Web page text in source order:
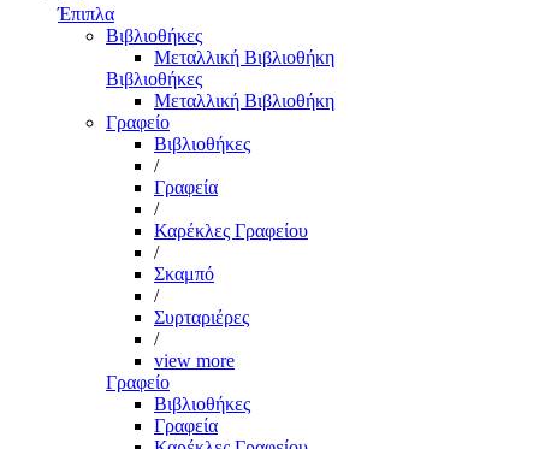
Έπιπλα
Βιβλιοθήκες
Μεταλλική Βιβλιοθήκη
Βιβλιοθήκες
Μεταλλική Βιβλιοθήκη
Γραφείο
Βιβλιοθήκες
/
Γραφεία
/
Καρέκλες Γραφείου
/
Σκαμπό
/
Συρταριέρες
/
view more
Γραφείο
Βιβλιοθήκες
Γραφεία